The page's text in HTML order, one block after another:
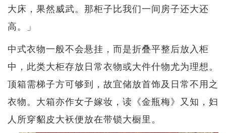
大床，果然威武。那柜子比我们一间房子还大还
高。」
中式衣物一般不会悬挂，而是折叠平整后放入柜
中，此类大柜存放日常衣物或大件什物尤为理想。
顶箱需梯子方可够到，故宜储放首饰及日常不用之
衣物。大箱亦作女子嫁妆，读《金瓶梅》又知，妇
人所穿貂皮大袄便放在带锁大橱里。